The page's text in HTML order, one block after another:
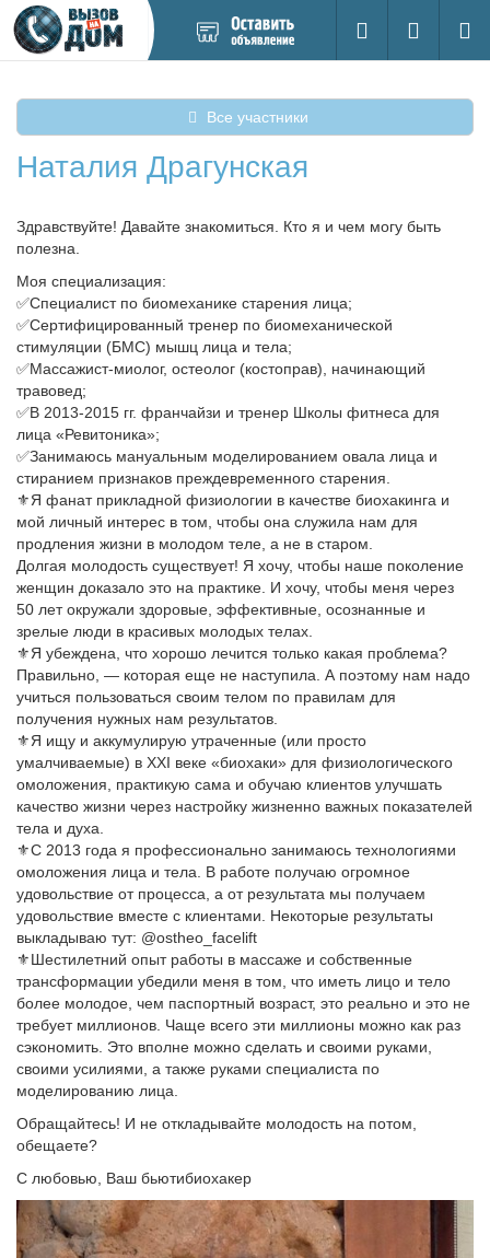
новое
Поиск
Вход на
Все участники
Наталия Драгунская
Здравствуйте! Давайте знакомиться. Кто я и чем могу быть
полезна.
Моя специализация:
✅Специалист по биомеханике старения лица;
✅Сертифицированный тренер по биомеханической
стимуляции (БМС) мышц лица и тела;
✅Массажист-миолог, остеолог (костоправ), начинающий
травовед;
✅В 2013-2015 гг. франчайзи и тренер Школы фитнеса для
лица «Ревитоника»;
✅Занимаюсь мануальным моделированием овала лица и
стиранием признаков преждевременного старения.
⚜️Я фанат прикладной физиологии в качестве биохакинга и
мой личный интерес в том, чтобы она служила нам для
продления жизни в молодом теле, а не в старом.
Долгая молодость существует! Я хочу, чтобы наше поколение
женщин доказало это на практике. И хочу, чтобы меня через
50 лет окружали здоровые, эффективные, осознанные и
зрелые люди в красивых молодых телах.
⚜️Я убеждена, что хорошо лечится только какая проблема?
Правильно, — которая еще не наступила. А поэтому нам надо
учиться пользоваться своим телом по правилам для
получения нужных нам результатов.
⚜️Я ищу и аккумулирую утраченные (или просто
умалчиваемые) в XXI веке «биохаки» для физиологического
омоложения, практикую сама и обучаю клиентов улучшать
качество жизни через настройку жизненно важных показателей
тела и духа.
⚜️С 2013 года я профессионально занимаюсь технологиями
омоложения лица и тела. В работе получаю огромное
удовольствие от процесса, а от результата мы получаем
удовольствие вместе с клиентами. Некоторые результаты
выкладываю тут: @ostheo_facelift
⚜️Шестилетний опыт работы в массаже и собственные
трансформации убедили меня в том, что иметь лицо и тело
более молодое, чем паспортный возраст, это реально и это не
требует миллионов. Чаще всего эти миллионы можно как раз
сэкономить. Это вполне можно сделать и своими руками,
своими усилиями, а также руками специалиста по
моделированию лица.
Обращайтесь! И не откладывайте молодость на потом,
обещаете?
С любовью, Ваш бьютибиохакер